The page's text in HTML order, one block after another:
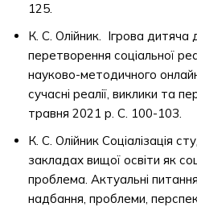
125.
К. С. Олійник. Ігрова дитяча
перетворення соціальної
науково-методичного
сучасні реалії, виклики та
травня 2021 р. С. 100-103.
К. С. Олійник Соціалізація
закладах вищої освіти як
проблема. Актуальні
надбання, проблеми,